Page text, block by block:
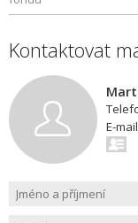
Kontaktovat
E-